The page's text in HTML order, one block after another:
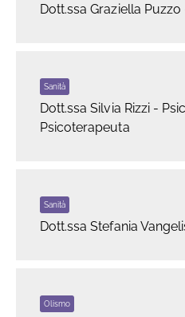
Dott.ssa Graziella
Sanità
Dott.ssa Silvia Rizzi -
Psicoterapeuta
Sanità
Dott.ssa Stefania
Olismo